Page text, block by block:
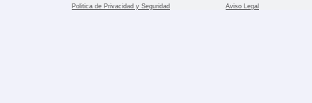
Politica de Privacidad y Seguridad Aviso Legal